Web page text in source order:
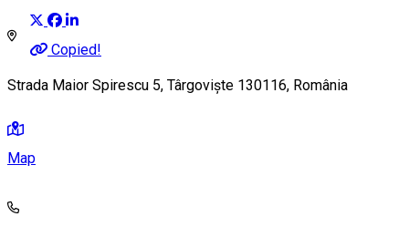
Copied!
Strada Maior Spirescu 5, Târgoviște 130116, România
Map